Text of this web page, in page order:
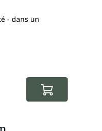
- dans un